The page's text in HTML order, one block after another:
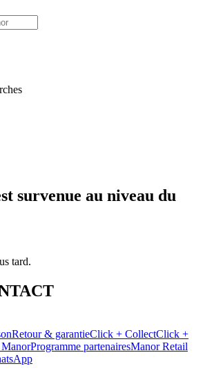
survenue au niveau du
tard.
Retour & garantieClick + CollectClick +
Programme partenairesManor Retail